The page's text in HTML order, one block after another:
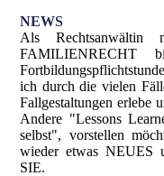
NEWS
Als
ich durch die vielen
Fallgestaltungen erlebe
Andere "Lessons
selbst", vorstellen
wieder etwas NEUES
SIE.